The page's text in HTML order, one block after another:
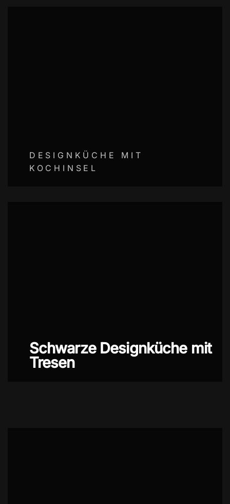
DESIGNKÜCHE MIT
KOCHINSEL
Schwarze Designküche mit
Tresen